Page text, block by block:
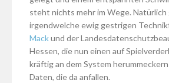
steht nichts mehr im Wege.
irgendwelche ewig gestrigen
Mackund der
Hessen, die nun einen auf
kräftig an dem System
Daten, die da anfallen.